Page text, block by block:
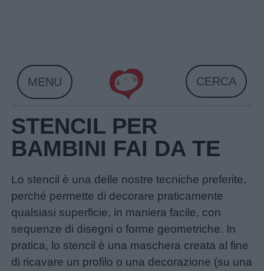
MENU CERCA
STENCIL PER
BAMBINI FAI DA TE
Lo stencil è una delle nostre tecniche preferite,
perché permette di decorare praticamente
qualsiasi superficie, in maniera facile, con
sequenze di disegni o forme geometriche. In
pratica, lo stencil è una maschera creata al fine
di ricavare un profilo o una decorazione (su una